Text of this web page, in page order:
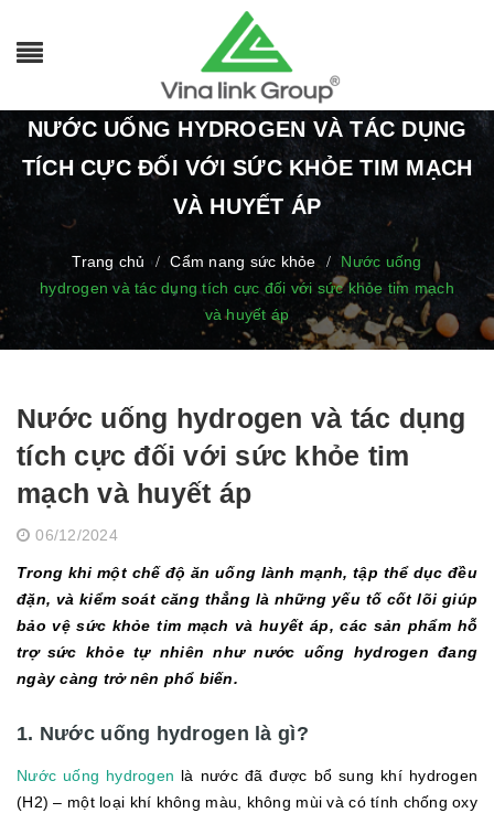
NƯỚC UỐNG HYDROGEN VÀ TÁC DỤNG
TÍCH CỰC ĐỐI VỚI SỨC KHỎE TIM MẠCH
VÀ HUYẾT ÁP
Trang chủ / Cẩm nang sức khỏe /
Nước uống
hydrogen và tác dụng tích cực đối với sức khỏe tim mạch
và huyết áp
Nước uống hydrogen và tác dụng
tích cực đối với sức khỏe tim
mạch và huyết áp
06/12/2024
Trong khi một chế độ ăn uống lành mạnh, tập thể dục đều
đặn, và kiểm soát căng thẳng là những yếu tố cốt lõi giúp
bảo vệ sức khỏe tim mạch và huyết áp, các sản phẩm hỗ
trợ sức khỏe tự nhiên như nước uống hydrogen đang
ngày càng trở nên phổ biến.
1. Nước uống hydrogen là gì?
Nước uống hydrogen là nước đã được bổ sung khí hydrogen
(H2) – một loại khí không màu, không mùi và có tính chống oxy